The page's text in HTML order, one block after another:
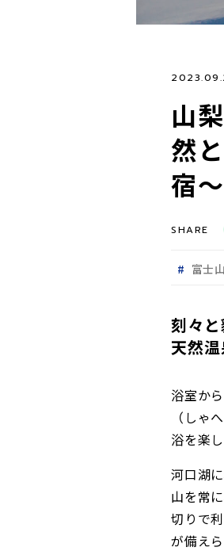
山
然
宿
SHARE
富士山
刻々
天然
浴室か
（しゃ
浴を楽
河口湖
山を常
切りで
が備え